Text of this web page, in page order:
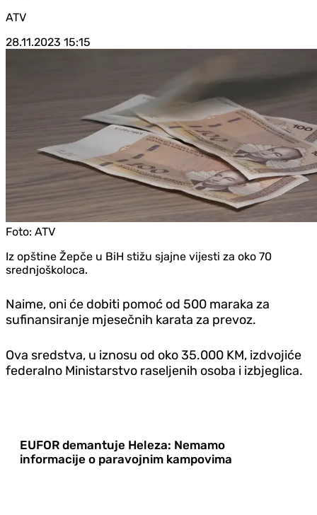
ATV
28.11.2023 15:15
Foto: ATV
Iz opštine Žepče u BiH stižu sjajne vijesti za oko 70
srednjoškoloca.
Naime, oni će dobiti pomoć od 500 maraka za
sufinansiranje mjesečnih karata za prevoz.
Ova sredstva, u iznosu od oko 35.000 KM, izdvojiće
federalno Ministarstvo raseljenih osoba i izbjeglica.
EUFOR demantuje Heleza: Nemamo
informacije o paravojnim kampovima